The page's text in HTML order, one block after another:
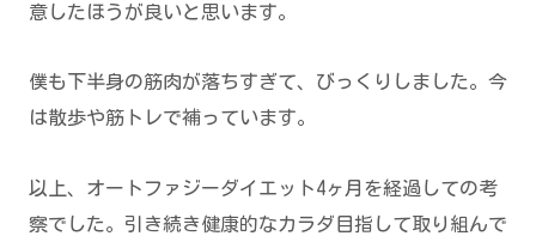
意したほうが良いと思います。
僕も下半身の筋肉が落ちすぎて、びっくりしました。今
は散歩や筋トレで補っています。
以上、オートファジーダイエット4ヶ月を経過しての考
察でした。引き続き健康的なカラダ目指して取り組んで